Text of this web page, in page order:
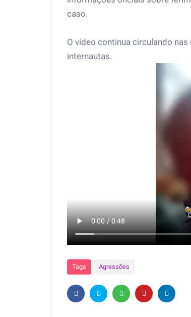
caso.
O vídeo continua circulando
internautas.
Tags Agressões